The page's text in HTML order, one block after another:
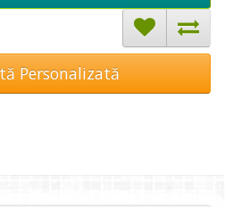
Personalizată